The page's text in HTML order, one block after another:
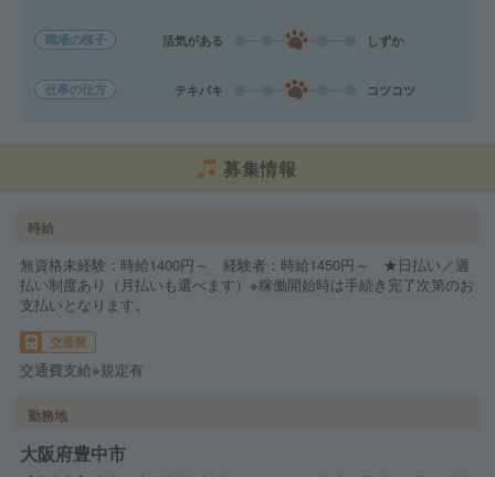
職場の様子 活気がある しずか
仕事の仕方 テキパキ コツコツ
募集情報
時給
無資格未経験：時給1400円～ 経験者：時給1450円～ ★日払い／週
払い制度あり（月払いも選べます）※稼働開始時は手続き完了次第のお
支払いとなります。
交通費
交通費支給※規定有
勤務地
大阪府豊中市